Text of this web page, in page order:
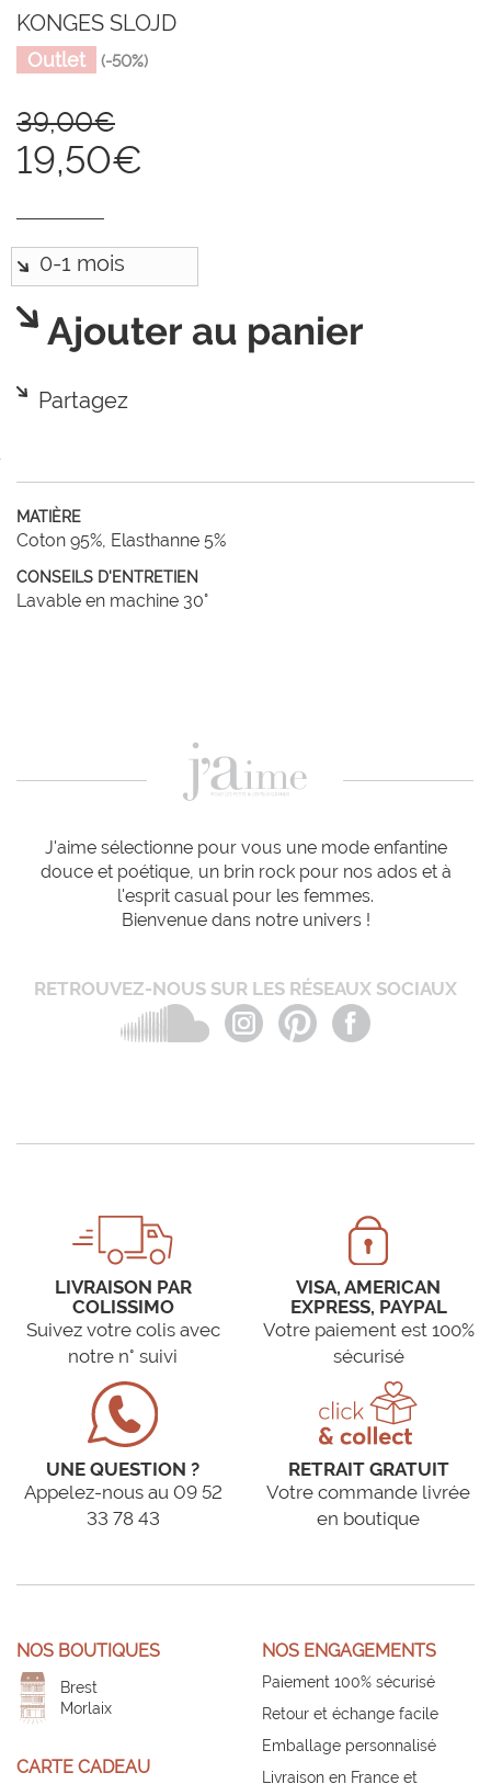
KONGES SLOJD
Outlet (-50%)
39,00€
19,50€
Ajouter au panier
Partagez
MATIÈRE
Coton 95%, Elasthanne 5%
CONSEILS D'ENTRETIEN
Lavable en machine 30°
J'aime sélectionne pour vous une mode enfantine
douce et poétique, un brin rock pour nos ados et à
l'esprit casual pour les femmes.
Bienvenue dans notre univers !
RETROUVEZ-NOUS SUR LES RÉSEAUX SOCIAUX
LIVRAISON PAR
COLISSIMO
Suivez votre colis avec
notre n° suivi
VISA, AMERICAN
EXPRESS, PAYPAL
Votre paiement est 100%
sécurisé
UNE QUESTION ?
Appelez-nous au 09 52
33 78 43
RETRAIT GRATUIT
Votre commande livrée
en boutique
NOS BOUTIQUES
Brest
Morlaix
CARTE CADEAU
NOS ENGAGEMENTS
Paiement 100% sécurisé
Retour et échange facile
Emballage personnalisé
Livraison en France et